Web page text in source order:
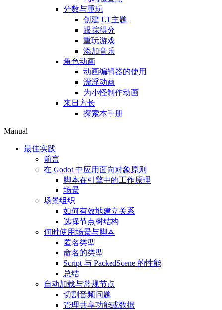
分数与重玩
创建 UI 主题
跟踪得分
重玩游戏
添加音乐
角色动画
动画编辑器的使用
漂浮动画
为小怪制作动画
来日方长
探索本手册
Manual
最佳实践
前言
在 Godot 中应用面向对象原则
脚本在引擎中的工作原理
场景
场景组织
如何有效地建立关系
选择节点树结构
何时使用场景与脚本
匿名类型
命名的类型
Script 与 PackedScene 的性能
总结
自动加载与常规节点
切割音频问题
管理共享功能或数据